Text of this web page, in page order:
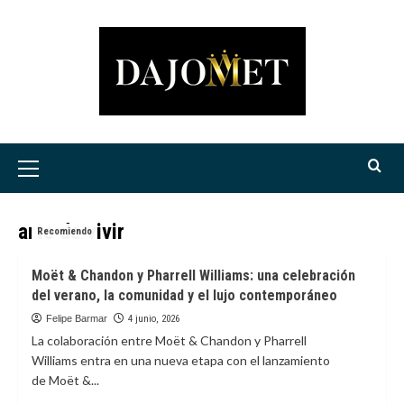
Menú
arte de vivir
Recomiendo
Moët & Chandon y Pharrell Williams: una celebración
del verano, la comunidad y el lujo contemporáneo
Felipe Barmar 4 junio, 2026
La colaboración entre Moët & Chandon y Pharrell
Williams entra en una nueva etapa con el lanzamiento
de Moët &...